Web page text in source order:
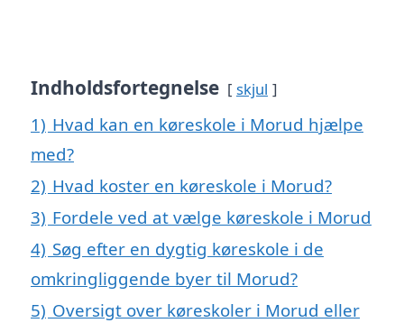
Indholdsfortegnelse skjul
1) Hvad kan en køreskole i Morud hjælpe
med?
2) Hvad koster en køreskole i Morud?
3) Fordele ved at vælge køreskole i Morud
4) Søg efter en dygtig køreskole i de
omkringliggende byer til Morud?
5) Oversigt over køreskoler i Morud eller